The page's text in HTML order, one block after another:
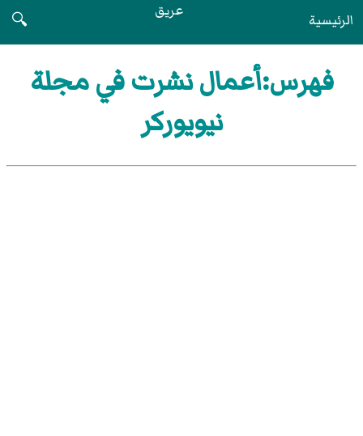
الرئيسية عريق
🔍
فهرس:أعمال نشرت في مجلة
نيويوركر